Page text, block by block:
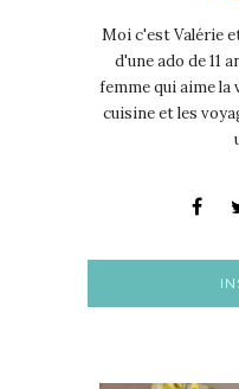
Moi c'est Valérie
d'une ado de 11
femme qui aime la
cuisine et les